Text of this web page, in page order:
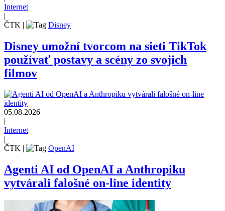
Internet
|
ČTK | Disney
Disney umožní tvorcom na sieti TikTok
používať postavy a scény zo svojich
filmov
05.08.2026
Internet
ČTK
OpenAI
Agenti AI od OpenAI a Anthropiku
vytvárali falošné on-line identity